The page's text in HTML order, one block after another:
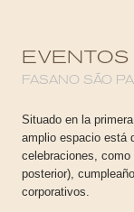
EVENTOS
FASANO SÃO
Situado en la
amplio espacio está
celebraciones,
posterior),
corporativos.